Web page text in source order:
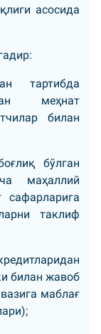
асосида
тартибда
меҳнат
билан
бўлган
маҳаллий
сафарларига
таклиф
билан жавоб
маблағ